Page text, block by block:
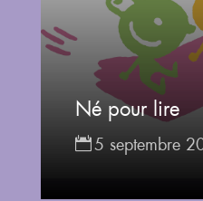
Né pour lire
5 septembre